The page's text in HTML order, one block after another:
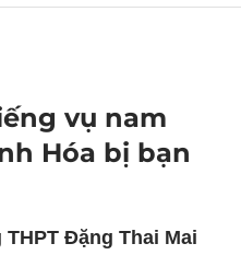
vụ nam
Hóa bị bạn
Đặng Thai Mai